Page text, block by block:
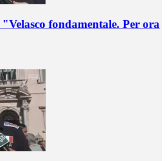
fondamentale. Per ora